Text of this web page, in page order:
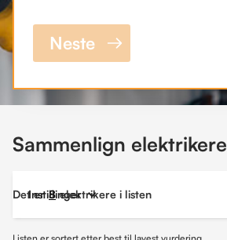
Neste
Sammenlign
Det er 8 elektrikere i listen
Instillinger